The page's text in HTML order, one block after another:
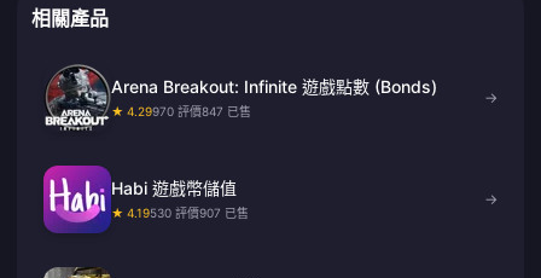
相關產品
Arena Breakout: Infinite 遊戲點數 (Bonds)
★ 4.29970 評價847 已售
→
Habi 遊戲幣儲值
★ 4.19530 評價907 已售
→